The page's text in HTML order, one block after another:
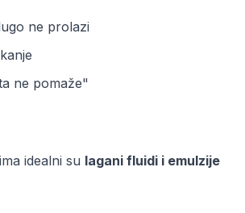
ne prolazi
ne pomaže"
idealni su lagani fluidi i emulzije